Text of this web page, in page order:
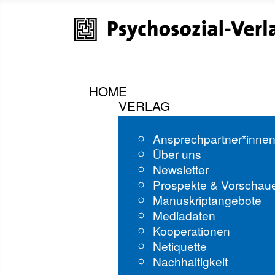
HOME
VERLAG
Über uns
Newsletter
Prospekte &
Manuskriptangebote
Mediadaten
Kooperationen
Netiquette
Nachhaltigkeit